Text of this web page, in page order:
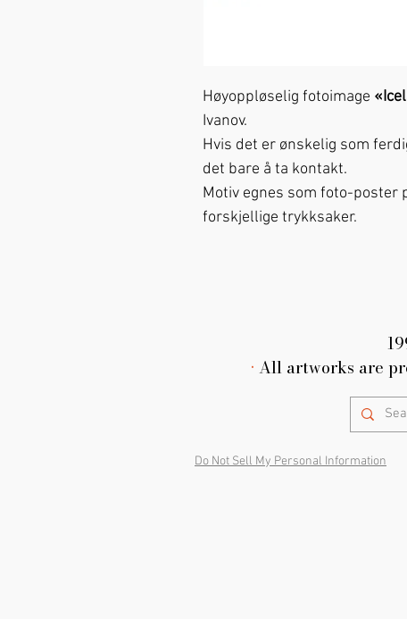
Høyoppløselig fotoimage
Ivanov.
Hvis det er ønskelig som
det bare å ta kontakt.
Motiv egnes som foto-poster
forskjellige trykksaker.
• All artworks are
Do Not Sell My Personal Information